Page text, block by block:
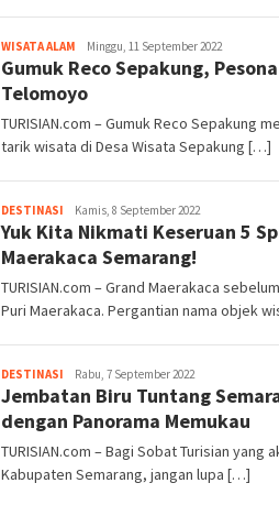
WISATA ALAM Iwan
Gunawan
Minggu, 11 September 2022
Gumuk Reco Sepakung,
Telomoyo
TURISIAN.com – Gumuk Reco Sepakung
tarik wisata di Desa Wisata Sepakung […]
DESTINASI Iwan
Gunawan
Kamis, 8 September 2022
Yuk Kita Nikmati Keseruan 5
Maerakaca Semarang!
TURISIAN.com – Grand Maerakaca
Puri Maerakaca. Pergantian nama objek
DESTINASI Iwan
Gunawan
Rabu, 7 September 2022
Jembatan Biru Tuntang
dengan Panorama Memukau
TURISIAN.com – Bagi Sobat Turisian yang
Kabupaten Semarang, jangan lupa […]